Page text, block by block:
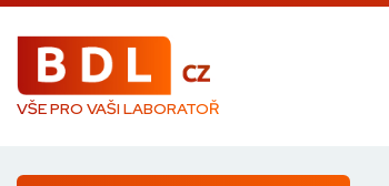
VŠE PRO VAŠI LABORATOŘ